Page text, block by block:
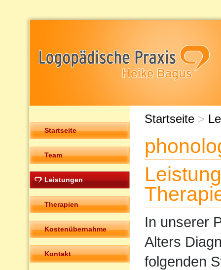
Startseite
Team
Leistungen
Therapien
Kostenübernahme
Kontakt
Startseite >
In unserer
Alters
folgenden